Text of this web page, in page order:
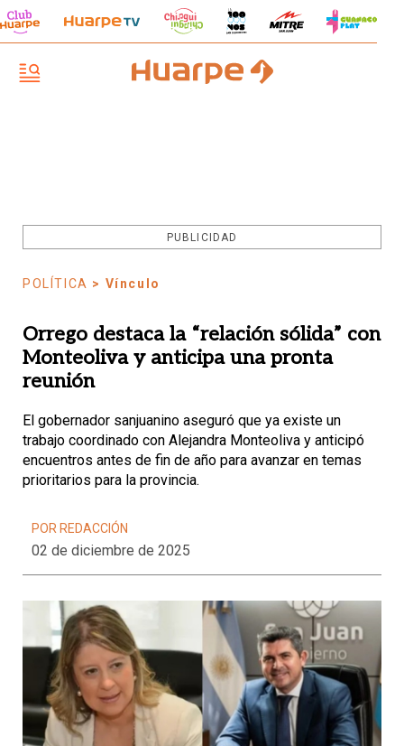
PUBLICIDAD
POLÍTICA > Vínculo
Orrego destaca la “relación sólida” con
Monteoliva y anticipa una pronta
reunión
El gobernador sanjuanino aseguró que ya existe un
trabajo coordinado con Alejandra Monteoliva y anticipó
encuentros antes de fin de año para avanzar en temas
prioritarios para la provincia.
POR REDACCIÓN
02 de diciembre de 2025